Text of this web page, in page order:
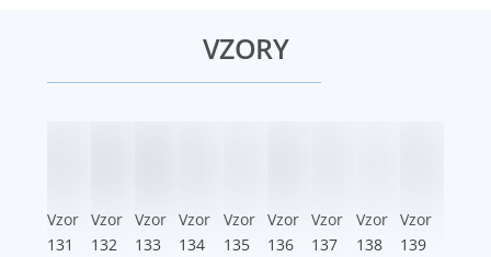
VZORY
Vzor
131
Vzor
132
Vzor
133
Vzor
134
Vzor
135
Vzor
136
Vzor
137
Vzor
138
Vzor
139